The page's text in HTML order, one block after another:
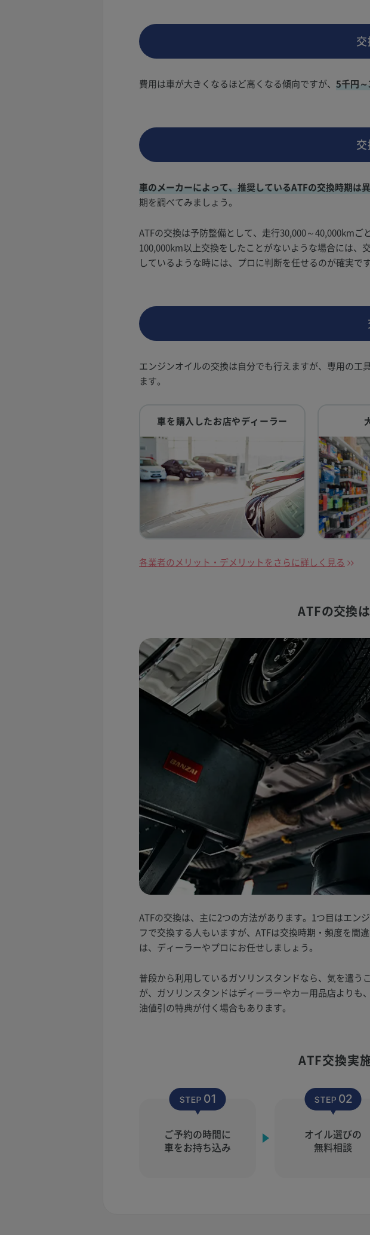
費用は車が大きくなるほど高くなる傾向ですが、 5千円
車のメーカーによって、推奨しているATFの交換時期は異
期を調べてみましょう。
ATFの交換は予防整備として、走行30,000～40,000km
100,000km以上交換をしたことがないような場合には、
しているような時には、プロに判断を任せるのが確実です
エンジンオイルの交換は自分でも行えますが、専用の
ます。
車を購入したお店やディーラー
各業者のメリット・デメリットをさらに詳しく見る
ATFの交換は
ATFの交換は、主に2つの方法があります。1つ目はエン
フで交換する人もいますが、ATFは交換時期・頻度を間
は、ディーラーやプロにお任せしましょう。
普段から利用しているガソリンスタンドなら、気を遣
が、ガソリンスタンドはディーラーやカー用品店より
油値引の特典が付く場合もあります。
ATF交換実
ご予約の時間に
車をお持ち込み
オイル選びの
無料相談